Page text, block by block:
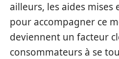
ailleurs, les aides mises
pour accompagner ce
deviennent un facteur
consommateurs à se